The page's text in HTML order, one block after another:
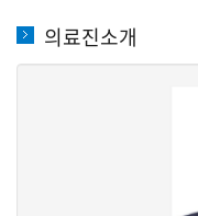
의료진소개